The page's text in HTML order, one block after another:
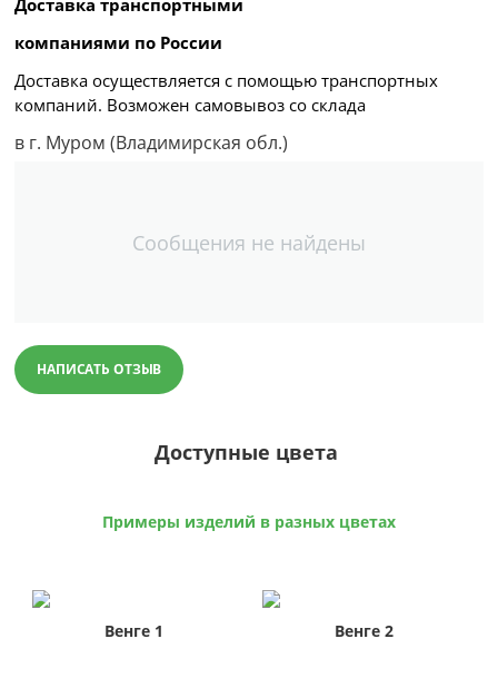
компаниями по России
Доставка осуществляется с помощью транспортных
компаний. Возможен самовывоз со склада
в г. Муром (Владимирская обл.)
Сообщения не найдены
НАПИСАТЬ ОТЗЫВ
Доступные цвета
Примеры изделий в разных цветах
Венге 1 Венге 2